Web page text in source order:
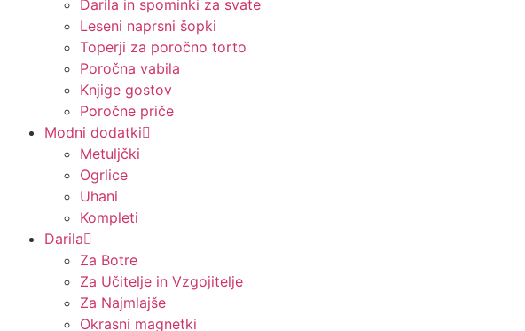
Darila in spominki za svate
Leseni naprsni šopki
Toperji za poročno torto
Poročna vabila
Knjige gostov
Poročne priče
Modni dodatki
Metuljčki
Ogrlice
Uhani
Kompleti
Darila
Za Botre
Za Učitelje in Vzgojitelje
Za Najmlajše
Okrasni magnetki